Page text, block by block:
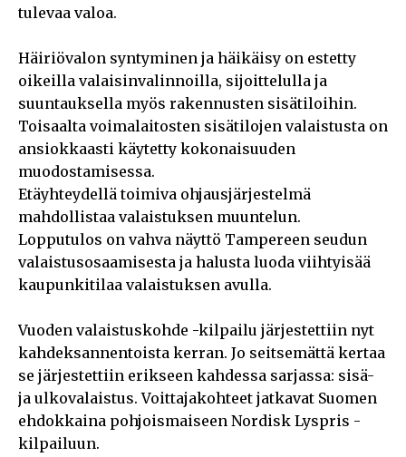
tulevaa valoa.
Häiriövalon syntyminen ja häikäisy on estetty
oikeilla valaisinvalinnoilla, sijoittelulla ja
suuntauksella myös rakennusten sisätiloihin.
Toisaalta voimalaitosten sisätilojen valaistusta on
ansiokkaasti käytetty kokonaisuuden
muodostamisessa.
Etäyhteydellä toimiva ohjausjärjestelmä
mahdollistaa valaistuksen muuntelun.
Lopputulos on vahva näyttö Tampereen seudun
valaistusosaamisesta ja halusta luoda viihtyisää
kaupunkitilaa valaistuksen avulla.
Vuoden valaistuskohde -kilpailu järjestettiin nyt
kahdeksannentoista kerran. Jo seitsemättä kertaa
se järjestettiin erikseen kahdessa sarjassa: sisä-
ja ulkovalaistus. Voittajakohteet jatkavat Suomen
ehdokkaina pohjoismaiseen Nordisk Lyspris -
kilpailuun.